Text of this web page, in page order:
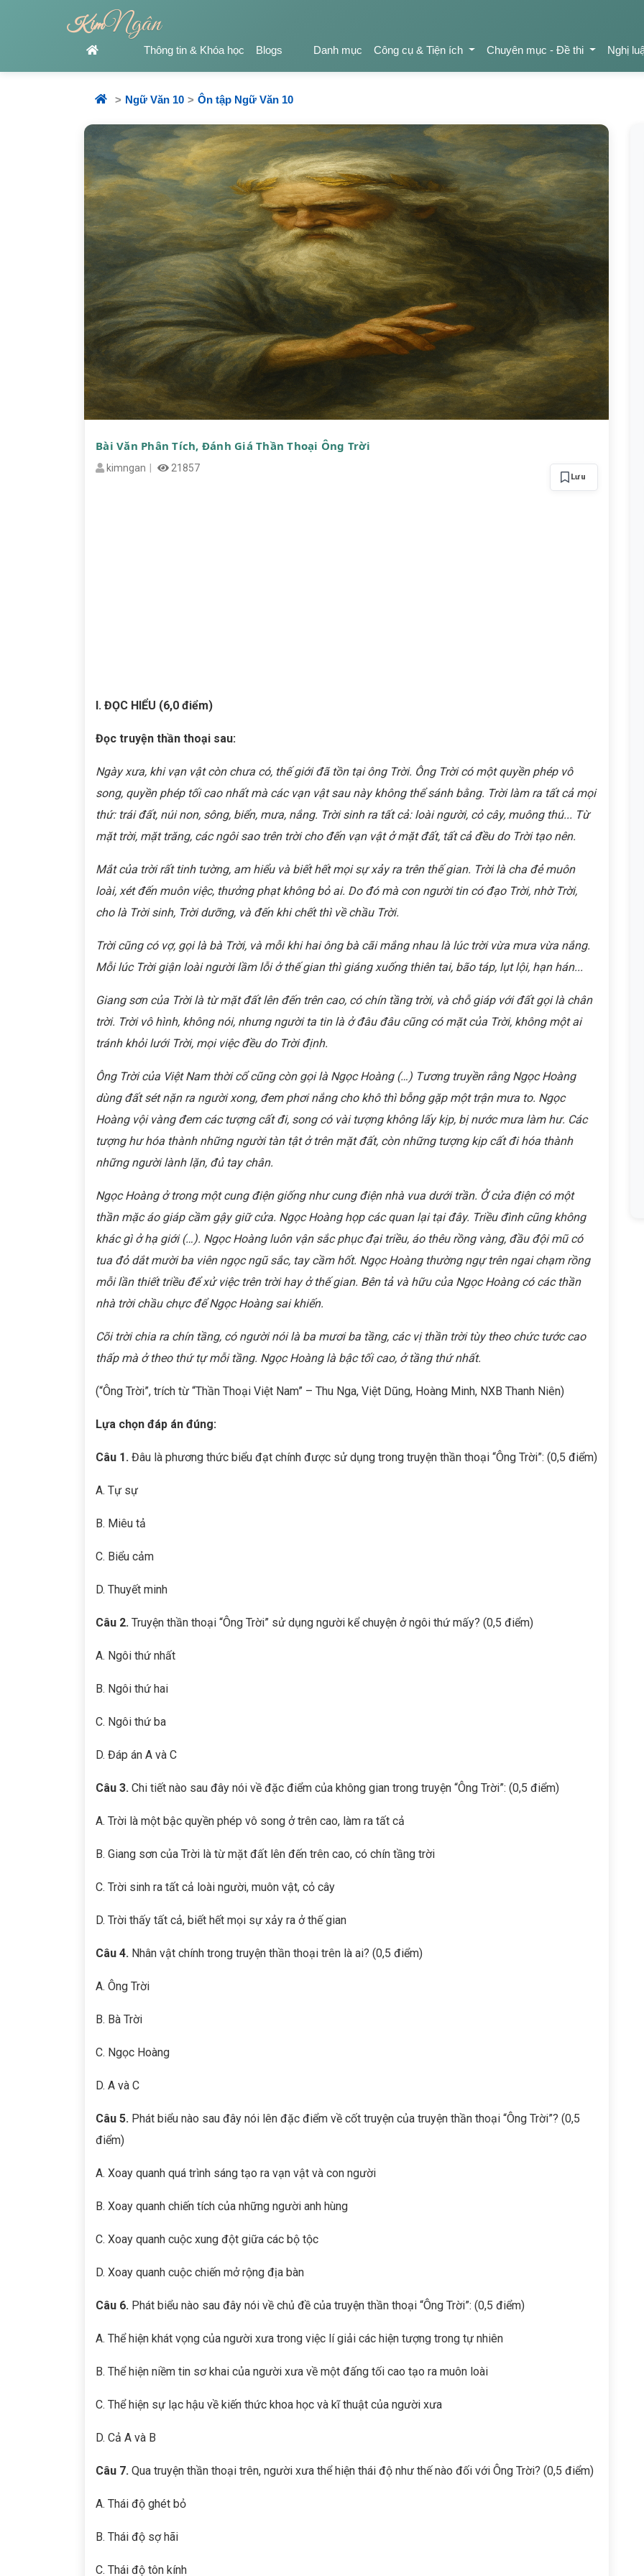
KimNgân
Thông tin & Khóa học Blogs Danh mục Công cụ & Tiện ích Chuyên mục - Đề thi Nghị
Ngữ Văn 10 Ôn tập Ngữ Văn 10
Bài Văn Phân Tích, Đánh Giá Thần Thoại Ông Trời
kimngan 21857
Lưu
I. ĐỌC HIỂU (6,0 điểm)
Đọc truyện thần thoại sau:
Ngày xưa, khi vạn vật còn chưa có, thế giới đã tồn tại ông Trời. Ông Trời có một quyền phép vô
song, quyền phép tối cao nhất mà các vạn vật sau này không thể sánh bằng. Trời làm ra tất cả mọi
thứ: trái đất, núi non, sông, biển, mưa, nắng. Trời sinh ra tất cả: loài người, cỏ cây, muông thú... Từ
mặt trời, mặt trăng, các ngôi sao trên trời cho đến vạn vật ở mặt đất, tất cả đều do Trời tạo nên.
Mắt của trời rất tinh tường, am hiểu và biết hết mọi sự xảy ra trên thế gian. Trời là cha đẻ muôn
loài, xét đến muôn việc, thưởng phạt không bỏ ai. Do đó mà con người tin có đạo Trời, nhờ Trời,
cho là Trời sinh, Trời dưỡng, và đến khi chết thì về chầu Trời.
Trời cũng có vợ, gọi là bà Trời, và mỗi khi hai ông bà cãi mắng nhau là lúc trời vừa mưa vừa nắng.
Mỗi lúc Trời giận loài người lầm lỗi ở thế gian thì giáng xuống thiên tai, bão táp, lụt lội, hạn hán...
Giang sơn của Trời là từ mặt đất lên đến trên cao, có chín tầng trời, và chỗ giáp với đất gọi là chân
trời. Trời vô hình, không nói, nhưng người ta tin là ở đâu đâu cũng có mặt của Trời, không một ai
tránh khỏi lưới Trời, mọi việc đều do Trời định.
Ông Trời của Việt Nam thời cổ cũng còn gọi là Ngọc Hoàng (…) Tương truyền rằng Ngọc Hoàng
dùng đất sét nặn ra người xong, đem phơi nắng cho khô thì bỗng gặp một trận mưa to. Ngọc
Hoàng vội vàng đem các tượng cất đi, song có vài tượng không lấy kịp, bị nước mưa làm hư. Các
tượng hư hóa thành những người tàn tật ở trên mặt đất, còn những tượng kịp cất đi hóa thành
những người lành lặn, đủ tay chân.
Ngọc Hoàng ở trong một cung điện giống như cung điện nhà vua dưới trần. Ở cửa điện có một
thần mặc áo giáp cầm gậy giữ cửa. Ngọc Hoàng họp các quan lại tại đây. Triều đình cũng không
khác gì ở hạ giới (…). Ngọc Hoàng luôn vận sắc phục đại triều, áo thêu rồng vàng, đầu đội mũ có
tua đỏ dắt mười ba viên ngọc ngũ sắc, tay cầm hốt. Ngọc Hoàng thường ngự trên ngai chạm rồng
mỗi lần thiết triều để xử việc trên trời hay ở thế gian. Bên tả và hữu của Ngọc Hoàng có các thần
nhà trời chầu chực để Ngọc Hoàng sai khiến.
Cõi trời chia ra chín tầng, có người nói là ba mươi ba tầng, các vị thần trời tùy theo chức tước cao
thấp mà ở theo thứ tự mỗi tầng. Ngọc Hoàng là bậc tối cao, ở tầng thứ nhất.
(“Ông Trời”, trích từ “Thần Thoại Việt Nam” – Thu Nga, Việt Dũng, Hoàng Minh, NXB Thanh Niên)
Lựa chọn đáp án đúng:
Câu 1. Đâu là phương thức biểu đạt chính được sử dụng trong truyện thần thoại “Ông Trời”: (0,5 điểm)
A. Tự sự
B. Miêu tả
C. Biểu cảm
D. Thuyết minh
Câu 2. Truyện thần thoại “Ông Trời” sử dụng người kể chuyện ở ngôi thứ mấy? (0,5 điểm)
A. Ngôi thứ nhất
B. Ngôi thứ hai
C. Ngôi thứ ba
D. Đáp án A và C
Câu 3. Chi tiết nào sau đây nói về đặc điểm của không gian trong truyện “Ông Trời”: (0,5 điểm)
A. Trời là một bậc quyền phép vô song ở trên cao, làm ra tất cả
B. Giang sơn của Trời là từ mặt đất lên đến trên cao, có chín tầng trời
C. Trời sinh ra tất cả loài người, muôn vật, cỏ cây
D. Trời thấy tất cả, biết hết mọi sự xảy ra ở thế gian
Câu 4. Nhân vật chính trong truyện thần thoại trên là ai? (0,5 điểm)
A. Ông Trời
B. Bà Trời
C. Ngọc Hoàng
D. A và C
Câu 5. Phát biểu nào sau đây nói lên đặc điểm về cốt truyện của truyện thần thoại “Ông Trời”? (0,5
điểm)
A. Xoay quanh quá trình sáng tạo ra vạn vật và con người
B. Xoay quanh chiến tích của những người anh hùng
C. Xoay quanh cuộc xung đột giữa các bộ tộc
D. Xoay quanh cuộc chiến mở rộng địa bàn
Câu 6. Phát biểu nào sau đây nói về chủ đề của truyện thần thoại “Ông Trời”: (0,5 điểm)
A. Thể hiện khát vọng của người xưa trong việc lí giải các hiện tượng trong tự nhiên
B. Thể hiện niềm tin sơ khai của người xưa về một đấng tối cao tạo ra muôn loài
C. Thể hiện sự lạc hậu về kiến thức khoa học và kĩ thuật của người xưa
D. Cả A và B
Câu 7. Qua truyện thần thoại trên, người xưa thể hiện thái độ như thế nào đối với Ông Trời? (0,5 điểm)
A. Thái độ ghét bỏ
B. Thái độ sợ hãi
C. Thái độ tôn kính